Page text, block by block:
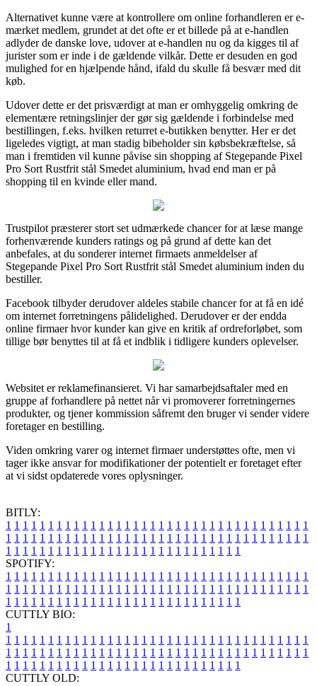
Alternativet kunne være at kontrollere om online forhandleren er e-
mærket medlem, grundet at det ofte er et billede på at e-handlen
adlyder de danske love, udover at e-handlen nu og da kigges til af
jurister som er inde i de gældende vilkår. Dette er desuden en god
mulighed for en hjælpende hånd, ifald du skulle få besvær med dit
køb.
Udover dette er det prisværdigt at man er omhyggelig omkring de
elementære retningslinjer der gør sig gældende i forbindelse med
bestillingen, f.eks. hvilken returret e-butikken benytter. Her er det
ligeledes vigtigt, at man stadig bibeholder sin købsbekræftelse, så
man i fremtiden vil kunne påvise sin shopping af Stegepande Pixel
Pro Sort Rustfrit stål Smedet aluminium, hvad end man er på
shopping til en kvinde eller mand.
Trustpilot præsterer stort set udmærkede chancer for at læse mange
forhenværende kunders ratings og på grund af dette kan det
anbefales, at du sonderer internet firmaets anmeldelser af
Stegepande Pixel Pro Sort Rustfrit stål Smedet aluminium inden du
bestiller.
Facebook tilbyder derudover aldeles stabile chancer for at få en idé
om internet forretningens pålidelighed. Derudover er der endda
online firmaer hvor kunder kan give en kritik af ordreforløbet, som
tillige bør benyttes til at få et indblik i tidligere kunders oplevelser.
Websitet er reklamefinansieret. Vi har samarbejdsaftaler med en
gruppe af forhandlere på nettet når vi promoverer forretningernes
produkter, og tjener kommission såfremt den bruger vi sender videre
foretager en bestilling.
Viden omkring varer og internet firmaer understøttes ofte, men vi
tager ikke ansvar for modifikationer der potentielt er foretaget efter
at vi sidst opdaterede vores oplysninger.
BITLY:
1 1 1 1 1 1 1 1 1 1 1 1 1 1 1 1 1 1 1 1 1 1 1 1 1 1 1 1 1 1 1 1 1 1 1 1
1 1 1 1 1 1 1 1 1 1 1 1 1 1 1 1 1 1 1 1 1 1 1 1 1 1 1 1 1 1 1 1 1 1 1 1
1 1 1 1 1 1 1 1 1 1 1 1 1 1 1 1 1 1 1 1 1 1 1 1 1 1 1 1
SPOTIFY:
1 1 1 1 1 1 1 1 1 1 1 1 1 1 1 1 1 1 1 1 1 1 1 1 1 1 1 1 1 1 1 1 1 1 1 1
1 1 1 1 1 1 1 1 1 1 1 1 1 1 1 1 1 1 1 1 1 1 1 1 1 1 1 1 1 1 1 1 1 1 1 1
1 1 1 1 1 1 1 1 1 1 1 1 1 1 1 1 1 1 1 1 1 1 1 1 1 1 1 1
CUTTLY BIO:
1
1 1 1 1 1 1 1 1 1 1 1 1 1 1 1 1 1 1 1 1 1 1 1 1 1 1 1 1 1 1 1 1 1 1 1 1
1 1 1 1 1 1 1 1 1 1 1 1 1 1 1 1 1 1 1 1 1 1 1 1 1 1 1 1 1 1 1 1 1 1 1 1
1 1 1 1 1 1 1 1 1 1 1 1 1 1 1 1 1 1 1 1 1 1 1 1 1 1 1 1
CUTTLY OLD: